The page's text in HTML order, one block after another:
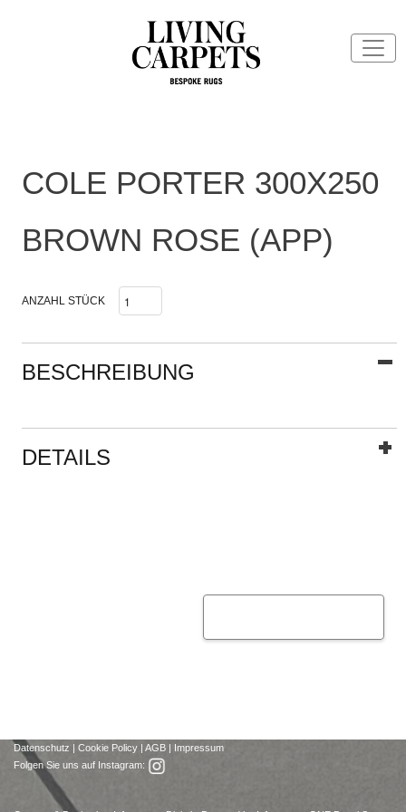
COLE PORTER 300X250
BROWN ROSE (APP)
ANZAHL STÜCK
BESCHREIBUNG
DETAILS
Datenschutz | Cookie Policy | AGB | Impressum
Folgen Sie uns auf Instagram: